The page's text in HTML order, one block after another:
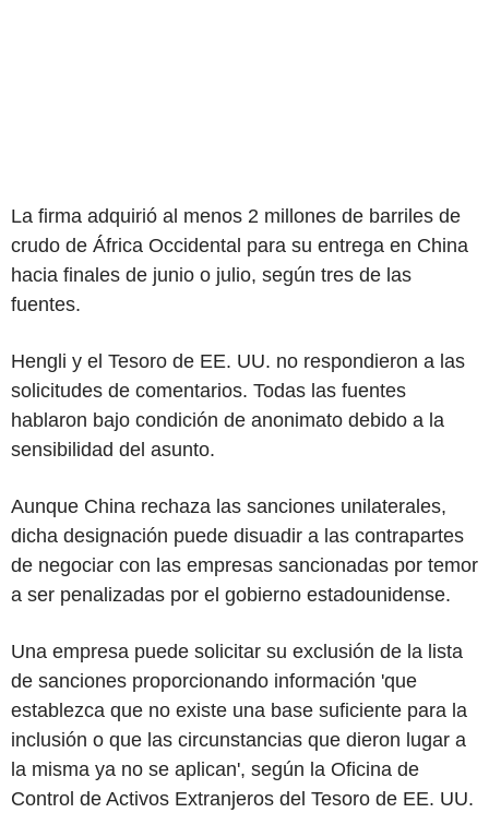
La firma adquirió al menos 2 millones de barriles de
crudo de África Occidental para su entrega en China
hacia finales de junio o julio, según tres de las
fuentes.
Hengli y el Tesoro de EE. UU. no respondieron a las
solicitudes de comentarios. Todas las fuentes
hablaron bajo condición de anonimato debido a la
sensibilidad del asunto.
Aunque China rechaza las sanciones unilaterales,
dicha designación puede disuadir a las contrapartes
de negociar con las empresas sancionadas por temor
a ser penalizadas por el gobierno estadounidense.
Una empresa puede solicitar su exclusión de la lista
de sanciones proporcionando información 'que
establezca que no existe una base suficiente para la
inclusión o que las circunstancias que dieron lugar a
la misma ya no se aplican', según la Oficina de
Control de Activos Extranjeros del Tesoro de EE. UU.